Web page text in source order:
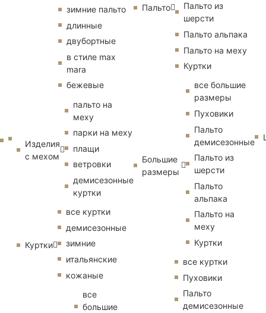
зимние пальто
длинные
двубортные
в стиле max
mara
бежевые
Изделия
с мехом
пальто на
меху
парки на меху
плащи
ветровки
демисезонные
куртки
Куртки
все куртки
демисезонные
зимние
итальянские
кожаные
все
большие
Пальто
Пальто из
шерсти
Пальто альпака
Пальто на меху
Куртки
Большие
размеры
все большие
размеры
Пуховики
Пальто
демисезонные
Пальто из
шерсти
Пальто
альпака
Пальто на
меху
Куртки
все куртки
Пуховики
Пальто
демисезонные